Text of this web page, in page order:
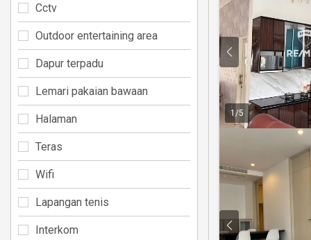
1 /5
Cctv
Outdoor entertaining area
Dapur terpadu
Lemari pakaian bawaan
Halaman
Teras
Wifi
Lapangan tenis
Interkom